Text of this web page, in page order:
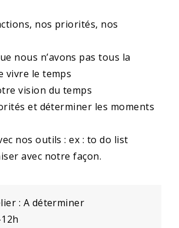
nos priorités, nos
nous n’avons pas tous la
vivre le temps
vision du temps
et déterminer les moments
nos outils : ex : to do list
avec notre façon.
: A déterminer